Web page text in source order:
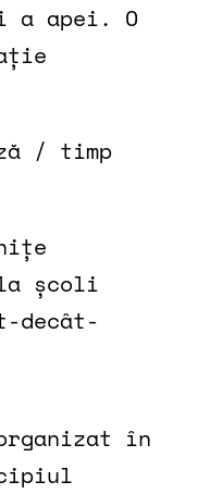
a apei. O
/ timp
școli
decât-
în